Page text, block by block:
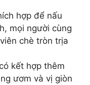
hợp để nấu
mọi người cùng
chè tròn trịa
kết hợp thêm
ươm và vị giòn